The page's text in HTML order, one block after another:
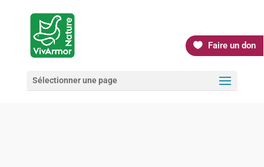
Faire un don
Sélectionner une page